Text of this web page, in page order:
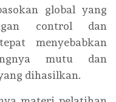
global yang
control dan
menyebabkan
mutu dan
dihasilkan.